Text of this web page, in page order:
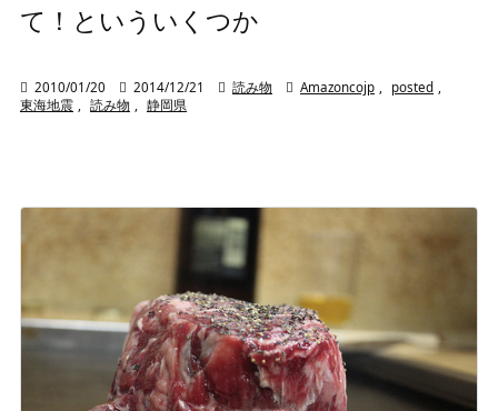
て！といういくつか
 2010/01/20  2014/12/21  読み物  Amazoncojp posted
東海地震
読み物 静岡県